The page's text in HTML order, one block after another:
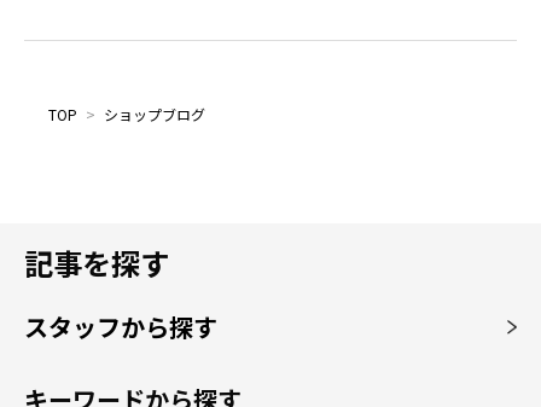
TOP > ショップブログ
記事を探す
スタッフから探す
キーワードから探す